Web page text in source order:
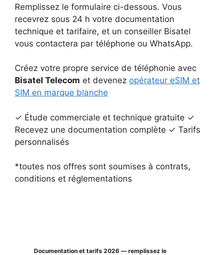
Remplissez le formulaire ci-dessous. Vous
recevrez sous 24 h votre documentation
technique et tarifaire, et un conseiller Bisatel
vous contactera par téléphone ou WhatsApp.
Créez votre propre service de téléphonie avec
Bisatel Telecom et devenez opérateur eSIM et
SIM en marque blanche
✓ Étude commerciale et technique gratuite ✓
Recevez une documentation complète ✓ Tarifs
personnalisés
*toutes nos offres sont soumises à contrats,
conditions et réglementations
Documentation et tarifs 2026 — remplissez le